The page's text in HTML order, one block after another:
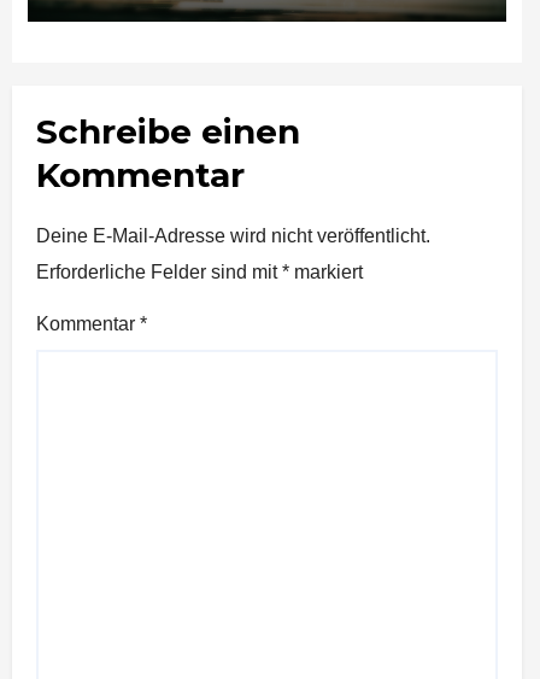
Schreibe einen
Kommentar
Deine E-Mail-Adresse wird nicht veröffentlicht.
Erforderliche Felder sind mit* markiert
Kommentar *